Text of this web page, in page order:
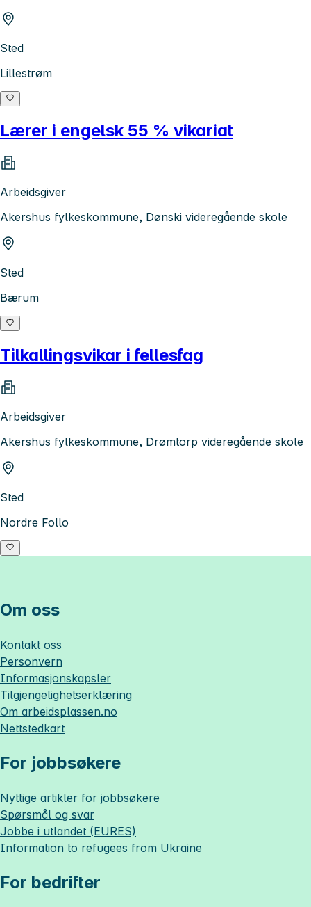
Sted
Lillestrøm
Lærer i engelsk 55 % vikariat
Arbeidsgiver
Akershus fylkeskommune, Dønski videregående skole
Sted
Bærum
Tilkallingsvikar i fellesfag
Arbeidsgiver
Akershus fylkeskommune, Drømtorp videregående skole
Sted
Nordre Follo
Om oss
Kontakt oss
Personvern
Informasjonskapsler
Tilgjengelighetserklæring
Om arbeidsplassen.no
Nettstedkart
For jobbsøkere
Nyttige artikler for jobbsøkere
Spørsmål og svar
Jobbe i utlandet (EURES)
Information to refugees from Ukraine
For bedrifter